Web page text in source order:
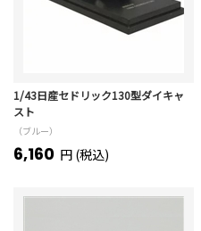
1/43日産セドリック130型ダイキャ
スト
（ブルー）
6,160 円 (税込)